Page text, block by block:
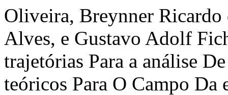
Oliveira, Breynner
Alves, e Gustavo Adolf
trajetórias Para a análise
teóricos Para O Campo Da